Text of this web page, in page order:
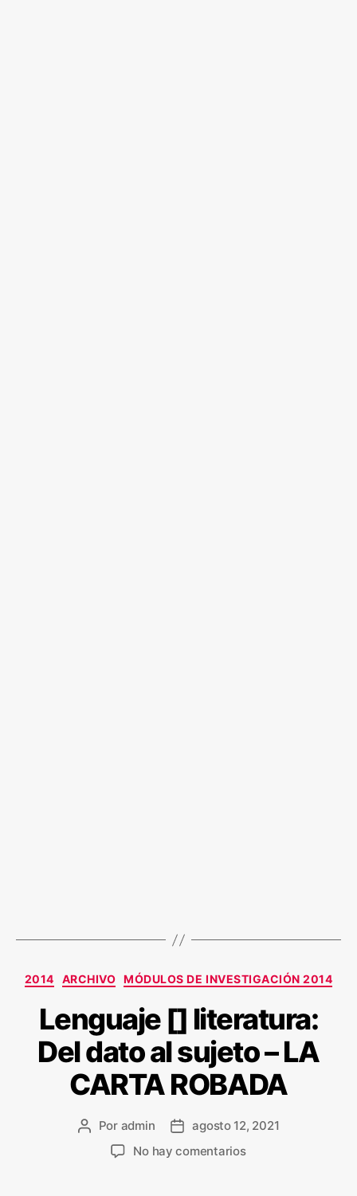
2014 ARCHIVO MÓDULOS DE INVESTIGACIÓN 2014
Lenguaje [] literatura:
Del dato al sujeto – LA
CARTA ROBADA
Por admin
agosto 12, 2021
No hay comentarios